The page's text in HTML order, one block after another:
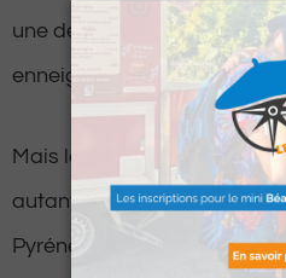
une dernière opportunité
enneigées.
Mais la fin de la saison de
autant la fin des activités
Pyrénées-Atlantiques. Bien